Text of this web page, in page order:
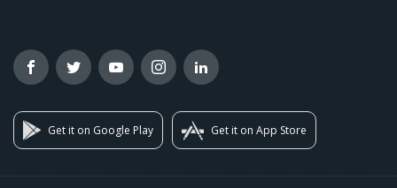
Get it on Google Play Get it on App Store